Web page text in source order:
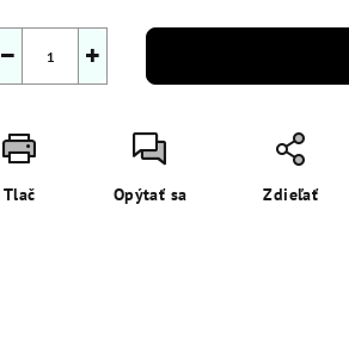
+
−
Tlač Opýtať sa Zdieľať